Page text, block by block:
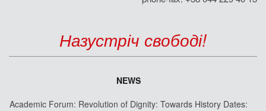
Назустріч свободі!
NEWS
Academic Forum: Revolution of Dignity: Towards History Dates: